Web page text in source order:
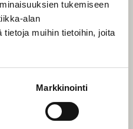
tukemiseen
alan
muihin tietoihin, joita
Markkinointi